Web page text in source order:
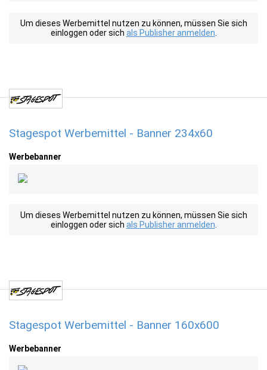
Um dieses Werbemittel nutzen zu können, müssen Sie sich
einloggen oder sich als Publisher anmelden
Stagespot Werbemittel - Banner 234x60
Werbebanner
Um dieses Werbemittel nutzen zu können, müssen Sie sich
einloggen oder sich als Publisher anmelden
Stagespot Werbemittel - Banner 160x600
Werbebanner